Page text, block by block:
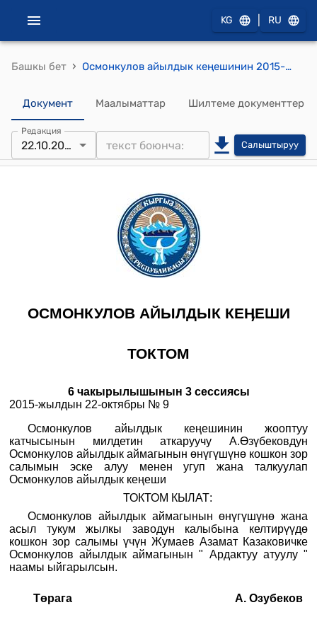
KG RU
Башкы бет › Осмонкулов айылдык кеңешинин 2015-жылдын 22-октябрындагы № 9 "Жумаев Азамат Казаковичке Осмонкулов айылдык аймагынын " Ардактуу атуулу " наамы ыйгаруу жөнүндө" токтому
Документ Маалыматтар Шилтеме документтер
Редакция
22.10.2015 Салыштыруу